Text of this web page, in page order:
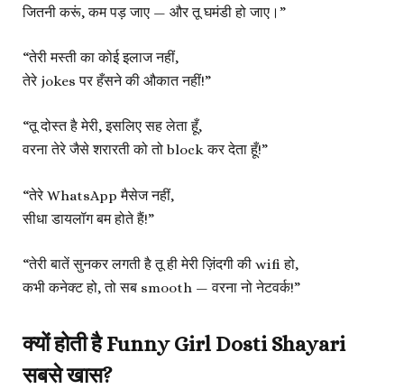
जितनी करूं, कम पड़ जाए — और तू घमंडी हो जाए।”
“तेरी मस्ती का कोई इलाज नहीं,
तेरे jokes पर हँसने की औकात नहीं!”
“तू दोस्त है मेरी, इसलिए सह लेता हूँ,
वरना तेरे जैसे शरारती को तो block कर देता हूँ!”
“तेरे WhatsApp मैसेज नहीं,
सीधा डायलॉग बम होते हैं!”
“तेरी बातें सुनकर लगती है तू ही मेरी ज़िंदगी की wifi हो,
कभी कनेक्ट हो, तो सब smooth — वरना नो नेटवर्क!”
क्यों होती है Funny Girl Dosti Shayari
सबसे खास?